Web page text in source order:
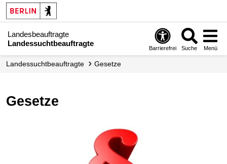
Landesbeauftragte
Landessuchtbeauftragte
Barrierefrei Suche Menü
Landessuchtbeauftragte Gesetze
Gesetze